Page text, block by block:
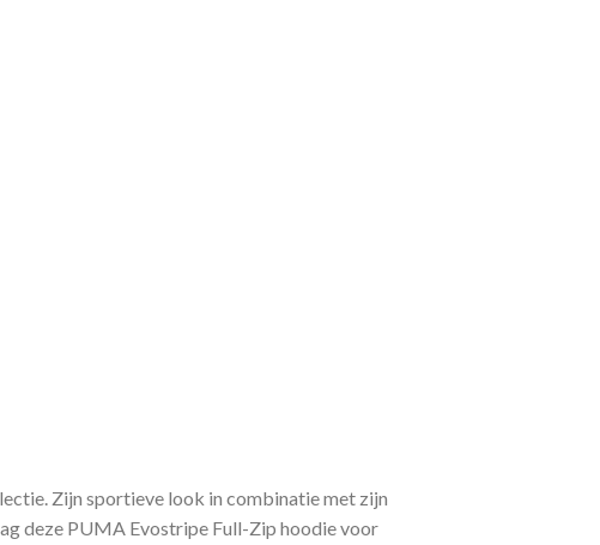
Zijn sportieve look in combinatie met zijn
deze PUMA Evostripe Full-Zip hoodie voor